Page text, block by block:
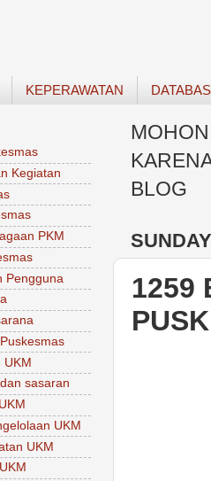
KEPERAWATAN
BLOG
1259
Kegiatan
PKM
Pengguna
UKM
sasaran
UKM
UKM